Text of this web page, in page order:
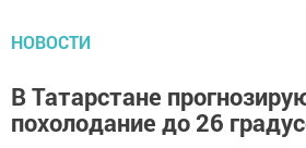
В Татарстане
похолодание до 26